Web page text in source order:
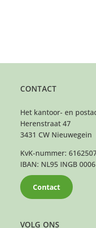
VOLG ONS
CONTACT
Het kantoor- en
Herenstraat 47
3431 CW Nieuwegein
KvK-nummer:
IBAN: NL95 INGB
Contact